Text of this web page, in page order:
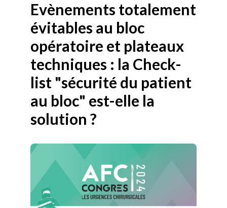
Evènements totalement
évitables au bloc
opératoire et plateaux
techniques : la Check-
list "sécurité du patient
au bloc" est-elle la
solution ?